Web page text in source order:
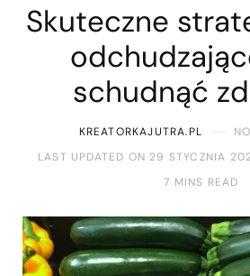
Skuteczne
schudnąć
KREATORKAJUTRA.PL
LAST UPDATED ON 29 STYCZNIA
7 MINS READ